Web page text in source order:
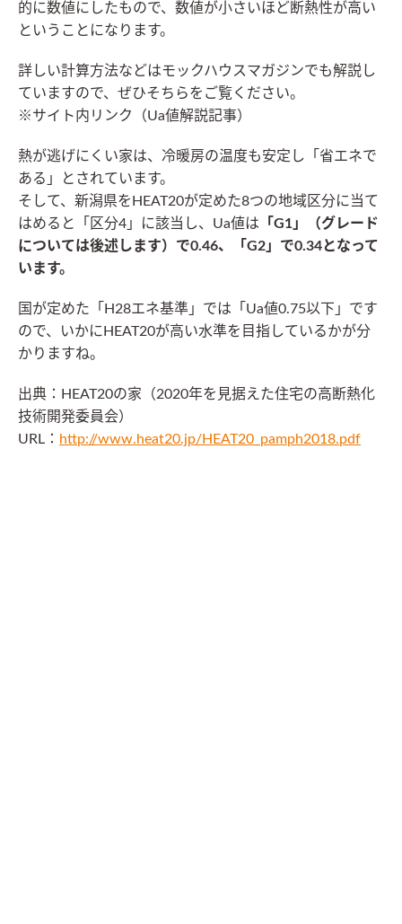
的に数値にしたもので、数値が小さいほど断熱性が高い
ということになります。
詳しい計算方法などはモックハウスマガジンでも解説し
ていますので、ぜひそちらをご覧ください。
※サイト内リンク（Ua値解説記事）
熱が逃げにくい家は、冷暖房の温度も安定し「省エネで
ある」とされています。
そして、新潟県をHEAT20が定めた8つの地域区分に当て
はめると「区分4」に該当し、Ua値は 「G1」（グレード
については後述します）で0.46、「G2」で0.34となって
います。
国が定めた「H28エネ基準」では「Ua値0.75以下」です
ので、いかにHEAT20が高い水準を目指しているかが分
かりますね。
出典：HEAT20の家（2020年を見据えた住宅の高断熱化
技術開発委員会）
URL： http://www.heat20.jp/HEAT20_pamph2018.pdf